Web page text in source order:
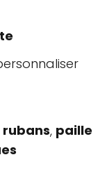
rubans, paille